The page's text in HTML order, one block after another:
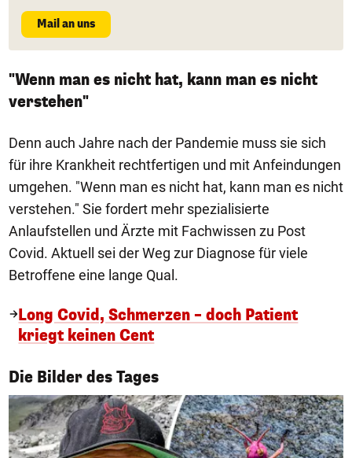
Mail an uns
"Wenn man es nicht hat, kann man es nicht
verstehen"
Denn auch Jahre nach der Pandemie muss sie sich
für ihre Krankheit rechtfertigen und mit Anfeindungen
umgehen. "Wenn man es nicht hat, kann man es nicht
verstehen." Sie fordert mehr spezialisierte
Anlaufstellen und Ärzte mit Fachwissen zu Post
Covid. Aktuell sei der Weg zur Diagnose für viele
Betroffene eine lange Qual.
Long Covid, Schmerzen – doch Patient
kriegt keinen Cent
Die Bilder des Tages
1/50